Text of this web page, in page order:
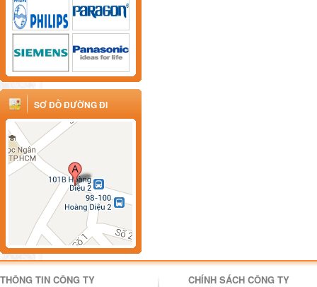
SƠ ĐỒ ĐƯỜNG ĐI
THÔNG TIN CÔNG TY CHÍNH SÁCH CÔNG TY